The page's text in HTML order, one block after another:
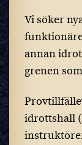
Vi söker
annan
grenen
idrottshall